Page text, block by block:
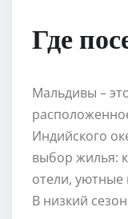
Где
Мальдивы –
Индийского
выбор жилья:
отели, уютные
В низкий